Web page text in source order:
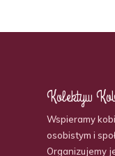
Kolektyw
Wspieramy
osobistym i
Organizujemy